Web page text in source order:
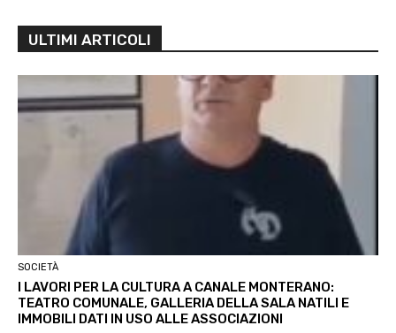
ULTIMI ARTICOLI
SOCIETÀ
I LAVORI PER LA CULTURA A CANALE MONTERANO:
TEATRO COMUNALE, GALLERIA DELLA SALA NATILI E
IMMOBILI DATI IN USO ALLE ASSOCIAZIONI